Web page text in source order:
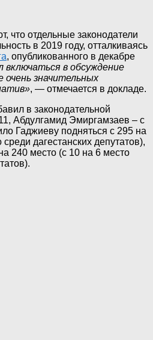
что отдельные законодатели
в 2019 году, отталкиваясь
, опубликованного в декабре
в обсуждение
очень значительных
, — отмечается в докладе.
в законодательной
Абдулгамид Эмиргамзаев – с
Гаджиеву подняться с 295 на
дагестанских депутатов),
240 место (с 10 на 6 место